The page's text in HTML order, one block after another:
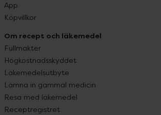
App
Köpvillkor
Om recept och läkemedel
Fullmakter
Högkostnadsskyddet
Läkemedelsutbyte
Lämna in gammal medicin
Resa med läkemedel
Receptregistret